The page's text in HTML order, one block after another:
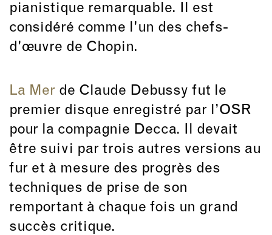
pianistique remarquable. Il est
considéré comme l'un des chefs-
d'œuvre de Chopin.
La Mer de Claude Debussy fut le
premier disque enregistré par l’OSR
pour la compagnie Decca. Il devait
être suivi par trois autres versions au
fur et à mesure des progrès des
techniques de prise de son
remportant à chaque fois un grand
succès critique.